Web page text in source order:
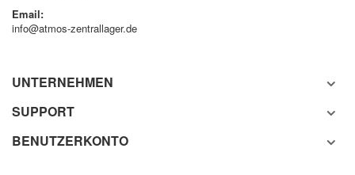
Email:
info@atmos-zentrallager.de
UNTERNEHMEN
SUPPORT
BENUTZERKONTO